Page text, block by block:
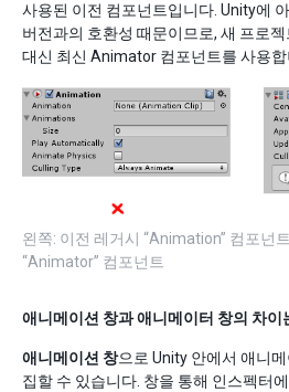
사용된 이전 컴포넌트입니다. Unity에
버전과의 호환성 때문이므로, 새 프로
대신 최신 Animator 컴포넌트를 사용합
왼쪽: 이전 레거시 “Animation” 컴포넌
“Animator” 컴포넌트
애니메이션 창과 애니메이터 창의 차이
애니메이션 창으로 Unity 안에서 애니
집할 수 있습니다. 창을 통해 인스펙터